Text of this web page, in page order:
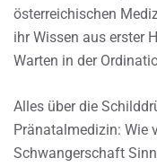
österreichischen
ihr Wissen aus erster
Warten in der
Alles über die
Pränatalmedizin: Wie
Schwangerschaft